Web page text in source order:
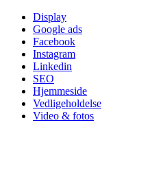
Skip
content
Display
Google ads
Facebook
Instagram
Linkedin
SEO
Hjemmeside
Vedligeholdelse
Video & fotos